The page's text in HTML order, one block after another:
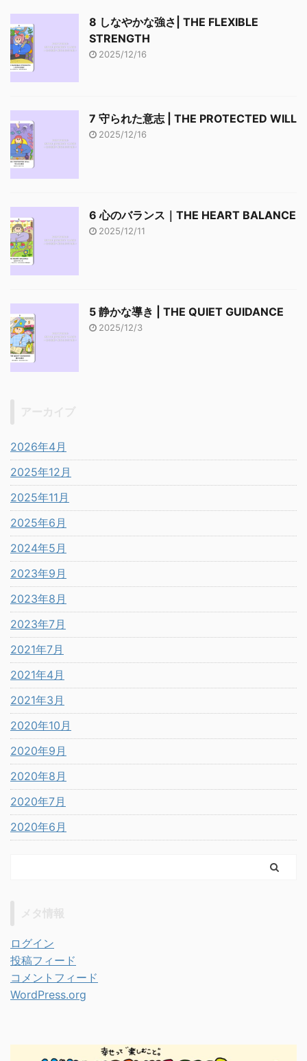
8 しなやかな強さ| THE FLEXIBLE
STRENGTH
2025/12/16
7 守られた意志 | THE PROTECTED WILL
2025/12/16
6 心のバランス｜THE HEART BALANCE
2025/12/11
5 静かな導き | THE QUIET GUIDANCE
2025/12/3
2026年4月
2025年12月
2025年11月
2025年6月
2024年5月
2023年9月
2023年8月
2023年7月
2021年7月
2021年4月
2021年3月
2020年10月
2020年9月
2020年8月
2020年7月
2020年6月
ログイン
投稿フィード
コメントフィード
WordPress.org